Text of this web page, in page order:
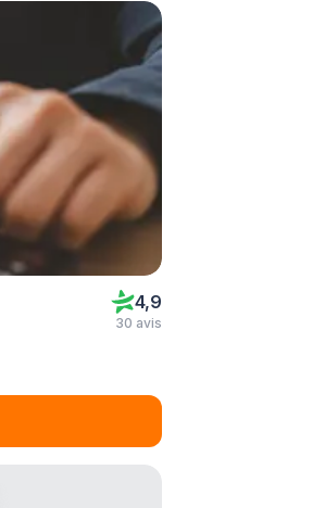
4,9
30 avis